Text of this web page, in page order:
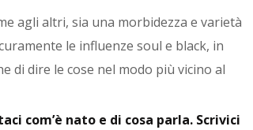
agli altri, sia una morbidezza e varietà
le influenze soul e black, in
di dire le cose nel modo più vicino al
com’è nato e di cosa parla. Scrivici